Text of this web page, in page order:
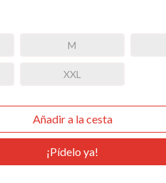
M
XXL
¡Pídelo ya!